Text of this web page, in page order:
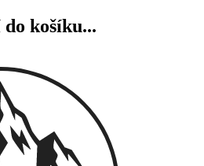
košíku...